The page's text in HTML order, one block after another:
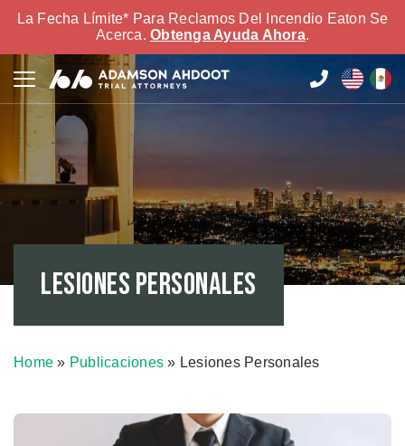
La Fecha Límite* Para Reclamos Del Incendio Eaton Se
Acerca. Obtenga Ayuda Ahora.
Lesiones Personales
Home » Publicaciones » Lesiones Personales